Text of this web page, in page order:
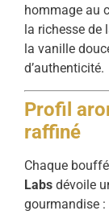
hommage au
la richesse de
la vanille
d’authenticité.
Profil
raffiné
Chaque
Labs dévoile
gourmandise :